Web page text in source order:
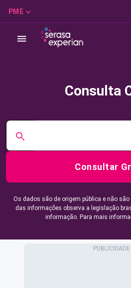
PME
Consulta
Consultar
Os dados são de origem pública e não
das informações observa a legislação
informação. Para mais